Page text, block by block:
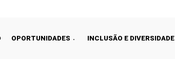
OPORTUNIDADES INCLUSÃO E DIVERSIDADE